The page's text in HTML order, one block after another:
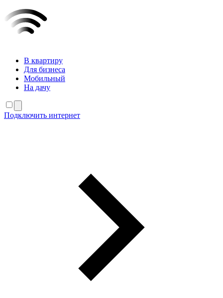
В квартиру
Для бизнеса
Мобильный
На дачу
Подключить интернет